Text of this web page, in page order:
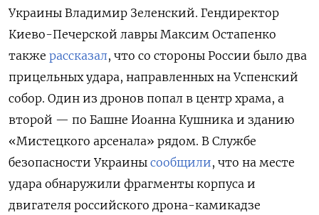
Украины Владимир Зеленский. Гендиректор
Киево-Печерской лавры Максим Остапенко
также рассказал, что со стороны России было два
прицельных удара, направленных на Успенский
собор. Один из дронов попал в центр храма, а
второй — по Башне Иоанна Кушника и зданию
«Мистецкого арсенала» рядом. В Службе
безопасности Украины сообщили, что на месте
удара обнаружили фрагменты корпуса и
двигателя российского дрона-камикадзе